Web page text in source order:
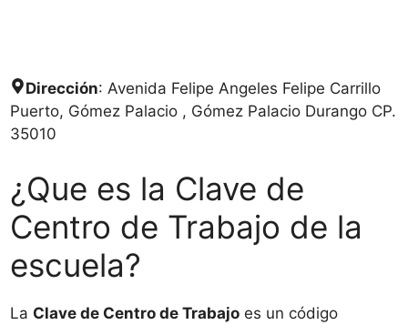
Dirección: Avenida Felipe Angeles Felipe Carrillo
Puerto, Gómez Palacio , Gómez Palacio Durango CP.
35010
¿Que es la Clave de
Centro de Trabajo de la
escuela?
La Clave de Centro de Trabajo es un código